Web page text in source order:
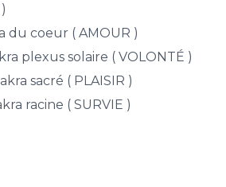
du coeur ( AMOUR )
plexus solaire ( VOLONTÉ )
sacré ( PLAISIR )
racine ( SURVIE )